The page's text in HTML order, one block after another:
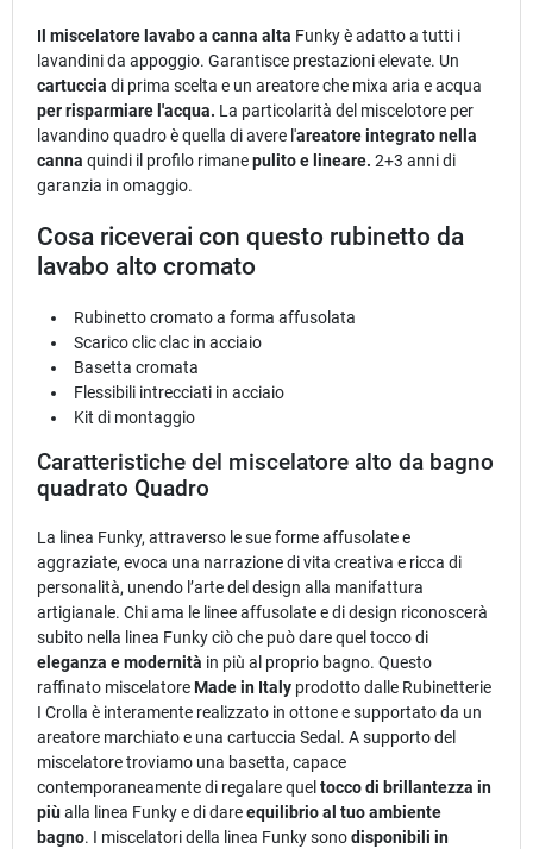
Il miscelatore lavabo a canna alta Funky è adatto a tutti i
lavandini da appoggio. Garantisce prestazioni elevate. Un
cartuccia di prima scelta e un areatore che mixa aria e acqua
per risparmiare l'acqua. La particolarità del miscelotore per
lavandino quadro è quella di avere l'areatore integrato nella
canna quindi il profilo rimanepulito e lineare. 2+3 anni di
garanzia in omaggio.
Cosa riceverai con questo rubinetto da
lavabo alto cromato
Rubinetto cromato a forma affusolata
Scarico clic clac in acciaio
Basetta cromata
Flessibili intrecciati in acciaio
Kit di montaggio
Caratteristiche del miscelatore alto da bagno
quadrato Quadro
La linea Funky, attraverso le sue forme affusolate e
aggraziate, evoca una narrazione di vita creativa e ricca di
personalità, unendo l’arte del design alla manifattura
artigianale. Chi ama le linee affusolate e di design riconoscerà
subito nella linea Funky ciò che può dare quel tocco di
eleganza e modernità in più al proprio bagno. Questo
raffinato miscelatoreMade in Italy prodotto dalle Rubinetterie
I Crolla è interamente realizzato in ottone e supportato da un
areatore marchiato e una cartuccia Sedal. A supporto del
miscelatore troviamo una basetta, capace
contemporaneamente di regalare quel tocco di brillantezza in
piùalla linea Funky e di dareequilibrio al tuo ambiente
bagno. I miscelatori della linea Funky sonodisponibili in